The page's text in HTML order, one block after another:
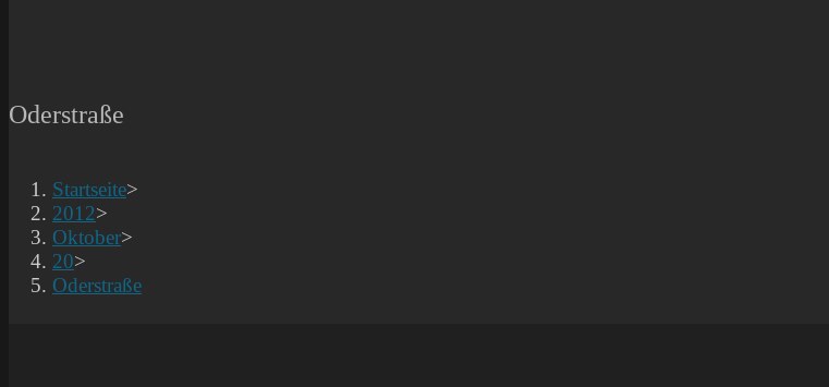
Oderstraße
Startseite>
2012>
Oktober>
20>
Oderstraße